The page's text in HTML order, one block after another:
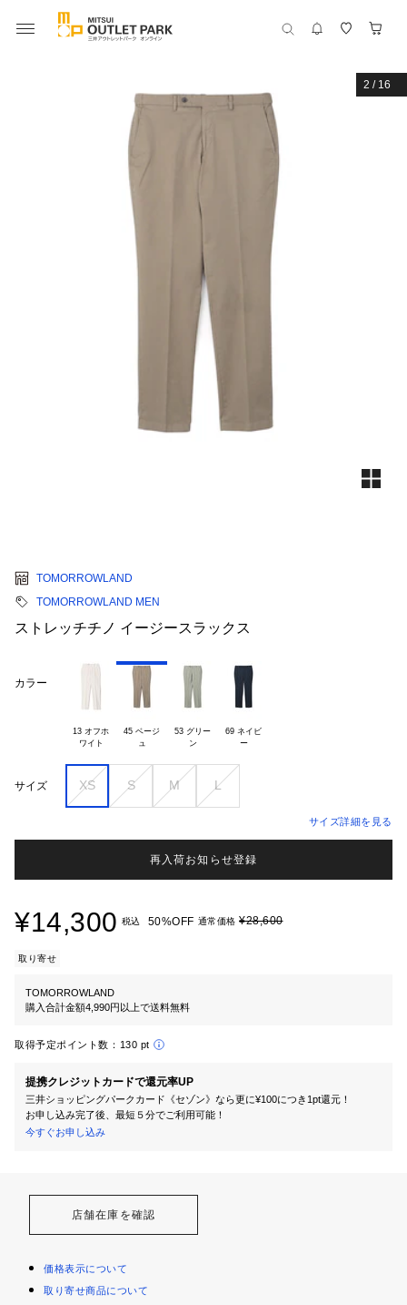
2 / 16
TOMORROWLAND
TOMORROWLAND MEN
ストレッチチノ イージースラックス
カラー
13 オフホ
45 ベージ
53 グリー
69 ネイビ
ー
サイズ XS S M L
サイズ詳細を見る
再入荷お知らせ登録
¥14,300 税込 50%OFF 通常価格 ¥28,600
取り寄せ
TOMORROWLAND
購入合計金額4,990円以上で送料無料
取得予定ポイント数： 130 pt
提携クレジットカードで還元率UP
三井ショッピングパークカード《セゾン》なら更に¥100につき1pt還元！
お申し込み完了後、最短５分でご利用可能！
今すぐお申し込み
店舗在庫を確認
価格表示について
取り寄せ商品について